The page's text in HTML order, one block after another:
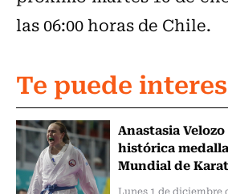
las 06:00 horas de Chile.
Te puede
Anastasia
histórica
Mundial de
Lunes 1 de diciembre